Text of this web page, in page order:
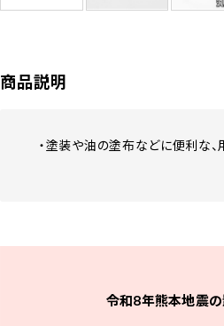
商品説明
・塗装や油の塗布などに便利な、
令和8年熊本地震の